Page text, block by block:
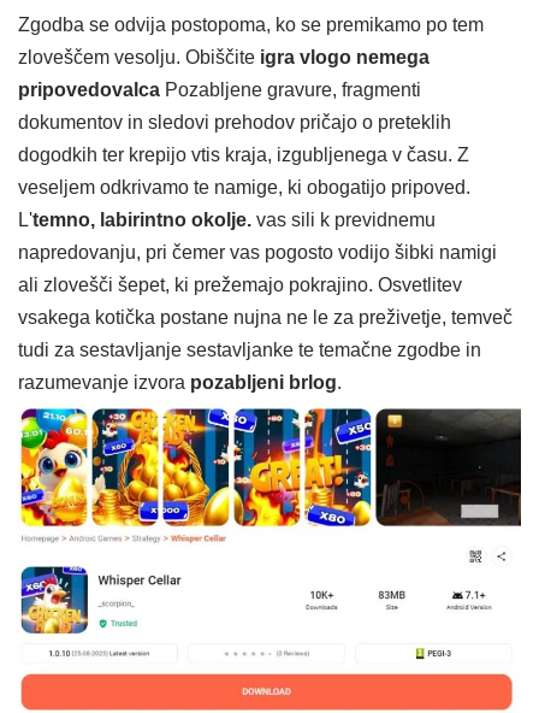
Zgodba se odvija postopoma, ko se premikamo po tem
zloveščem vesolju. Obiščite igra vlogo nemega
pripovedovalca Pozabljene gravure, fragmenti
dokumentov in sledovi prehodov pričajo o preteklih
dogodkih ter krepijo vtis kraja, izgubljenega v času. Z
veseljem odkrivamo te namige, ki obogatijo pripoved.
L'temno, labirintno okolje. vas sili k previdnemu
napredovanju, pri čemer vas pogosto vodijo šibki namigi
ali zlovešči šepet, ki prežemajo pokrajino. Osvetlitev
vsakega kotička postane nujna ne le za preživetje, temveč
tudi za sestavljanje sestavljanke te temačne zgodbe in
razumevanje izvora pozabljeni brlog.